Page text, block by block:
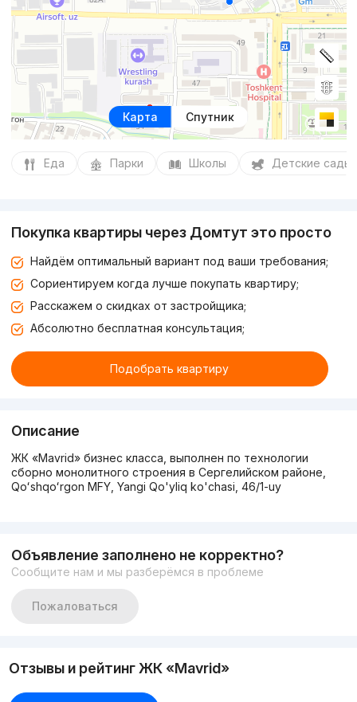
Карта Спутник
Еда Парки Школы Детские сады
Покупка квартиры через Домтут это просто
Найдём оптимальный вариант под ваши требования;
Сориентируем когда лучше покупать квартиру;
Расскажем о скидках от застройщика;
Абсолютно бесплатная консультация;
Подобрать квартиру
Описание
ЖК «Mavrid» бизнес класса, выполнен по технологии
сборно монолитного строения в Сергелийском районе,
Qoʻshqoʻrgon MFY, Yangi Qo'yliq ko'chasi, 46/1-uy
Объявление заполнено не корректно?
Сообщите нам и мы разберёмся в проблеме
Пожаловаться
Отзывы и рейтинг ЖК «Mavrid»